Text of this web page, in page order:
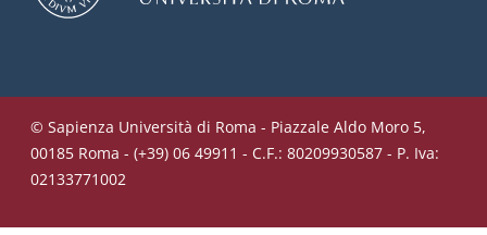
© Sapienza Università di Roma - Piazzale Aldo Moro 5,
00185 Roma - (+39) 06 49911 - C.F.: 80209930587 - P. Iva:
02133771002